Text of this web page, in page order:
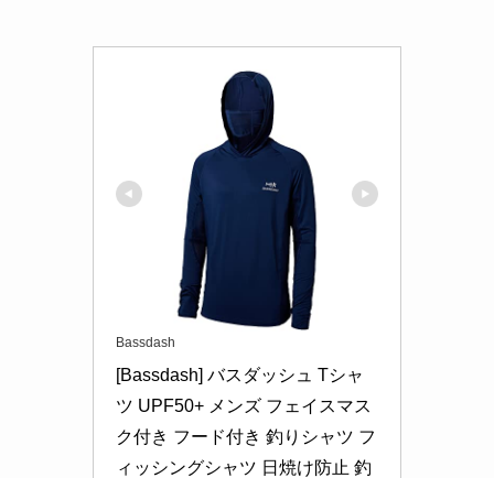
Bassdash
[Bassdash] バスダッシュ Tシャ
ツ UPF50+ メンズ フェイスマス
ク付き フード付き 釣りシャツ フ
ィッシングシャツ 日焼け防止 釣